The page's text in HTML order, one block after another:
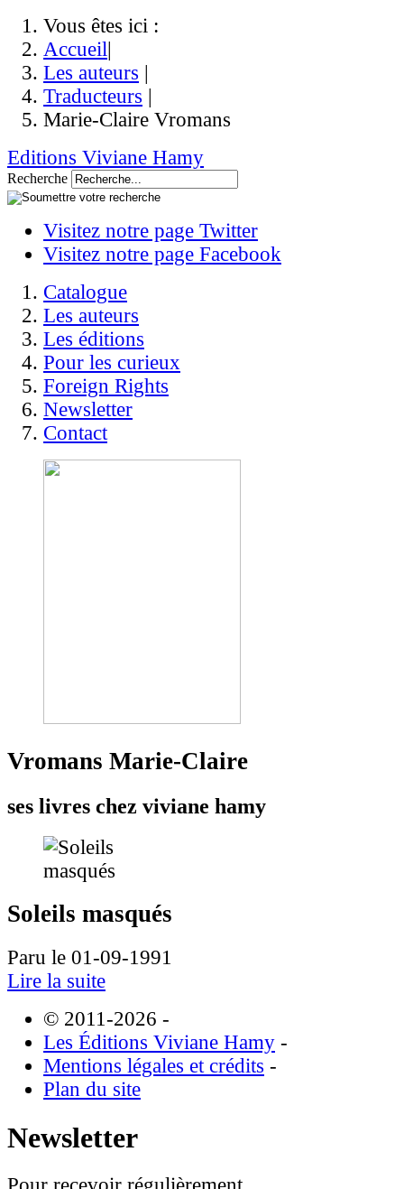
Vous êtes ici :
Accueil|
Les auteurs |
Traducteurs |
Marie-Claire Vromans
Editions Viviane Hamy
Recherche
Visitez notre page Twitter
Visitez notre page Facebook
Catalogue
Les auteurs
Les éditions
Pour les curieux
Foreign Rights
Newsletter
Contact
Vromans Marie-Claire
ses livres chez viviane hamy
Soleils masqués
Paru le 01-09-1991
Lire la suite
© 2011-2026 -
Les Éditions Viviane Hamy -
Mentions légales et crédits -
Plan du site
Newsletter